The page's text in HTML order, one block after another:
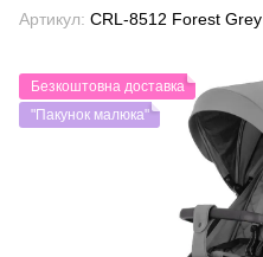
Артикул: CRL-8512 Forest Grey
Безкоштовна доставка
"Пакунок малюка"